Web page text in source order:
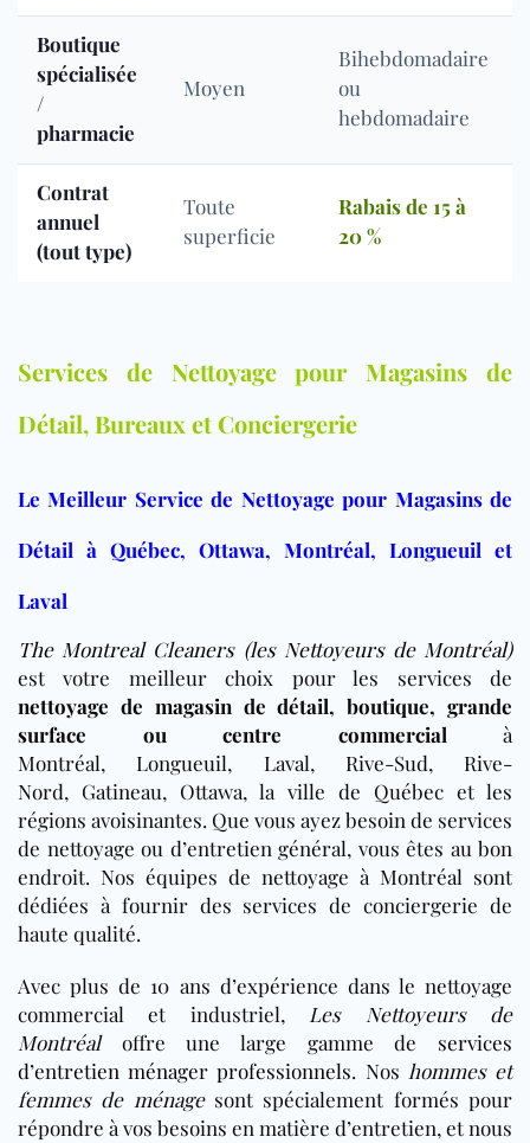
Boutique
spécialisée
/
pharmacie
Moyen
Bihebdomadaire
ou
hebdomadaire
Contrat
annuel
(tout type)
Toute
superficie
Rabais de 15 à
20 %
Services de Nettoyage pour Magasins de
Détail, Bureaux et Conciergerie
Le Meilleur Service de Nettoyage pour Magasins de
Détail à Québec, Ottawa, Montréal, Longueuil et
Laval
The Montreal Cleaners (les Nettoyeurs de Montréal)
est votre meilleur choix pour les services de
nettoyage de magasin de détail, boutique, grande
surface ou centre commercialà
Montréal, Longueuil, Laval, Rive-Sud, Rive-
Nord, Gatineau, Ottawa, la ville de Québec et les
régions avoisinantes. Que vous ayez besoin de services
de nettoyage ou d’entretien général, vous êtes au bon
endroit. Nos équipes de nettoyage à Montréal sont
dédiées à fournir des services de conciergerie de
haute qualité.
Avec plus de 10 ans d’expérience dans le nettoyage
commercial et industriel, Les Nettoyeurs de
Montréaloffre une large gamme de services
d’entretien ménager professionnels. Nos hommes et
femmes de ménagesont spécialement formés pour
répondre à vos besoins en matière d’entretien, et nous